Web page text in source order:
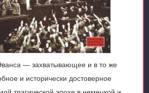
— захватывающее и в то же
и исторически достоверное